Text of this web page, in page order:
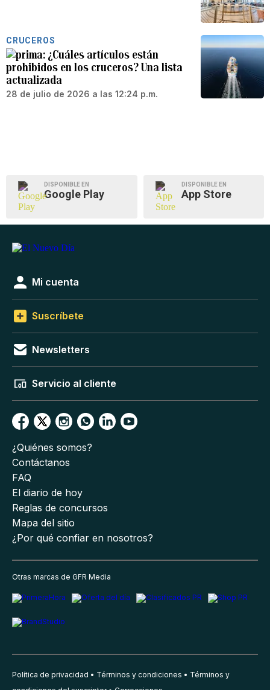
CRUCEROS
¿Cuáles artículos están
prohibidos en los cruceros? Una lista
actualizada
28 de julio de 2026 a las 12:24 p.m.
DISPONIBLE EN
Google Play
DISPONIBLE EN
App Store
Mi cuenta
Suscríbete
Newsletters
Servicio al cliente
¿Quiénes somos?
Contáctanos
FAQ
El diario de hoy
Reglas de concursos
Mapa del sitio
¿Por qué confiar en nosotros?
Otras marcas de GFR Media
Política de privacidad Términos y condiciones
Términos y